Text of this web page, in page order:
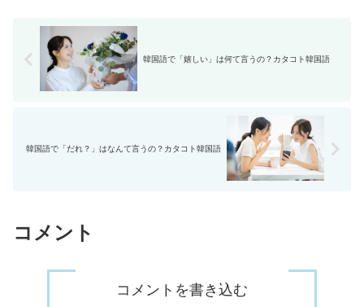
韓国語で「嬉しい」は何て言うの？カタコト韓国語
韓国語で「だれ？」はなんて言うの？カタコト韓国語
コメント
コメントを書き込む